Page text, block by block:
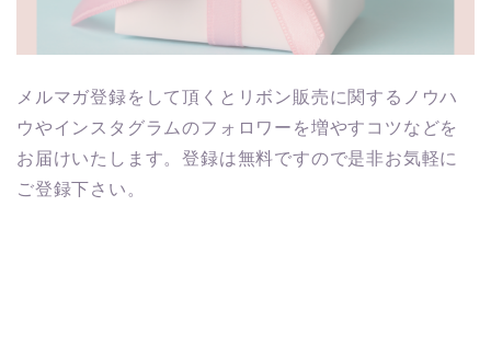
メルマガ登録をして頂くとリボン販売に関するノウハ
ウやインスタグラムのフォロワーを増やすコツなどを
お届けいたします。登録は無料ですので是非お気軽に
ご登録下さい。